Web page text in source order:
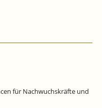
für Nachwuchskräfte und